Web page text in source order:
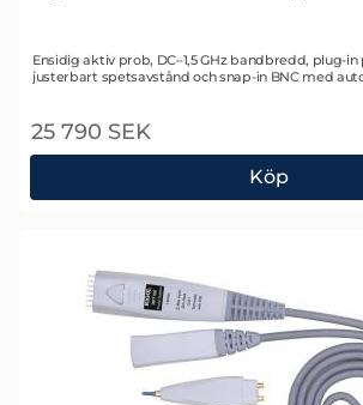
Art. nr 1704
Ensidig aktiv prob, DC–1,5 GHz bandbredd, plug-
justerbart spetsavstånd och snap-in BNC med
25 790 SEK
Köp
Rigol RP7150S Aktiv